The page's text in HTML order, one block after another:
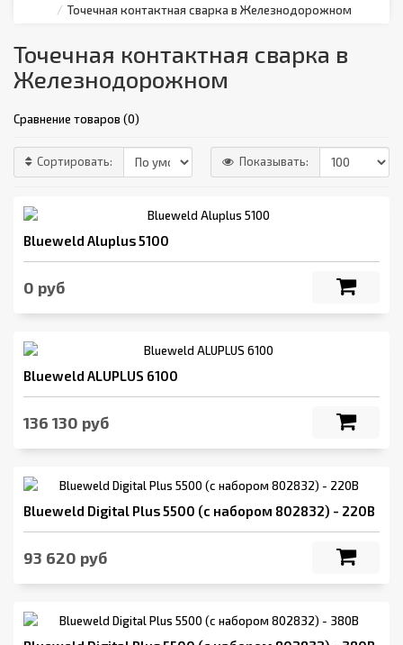
Точечная контактная сварка в Железнодорожном
Точечная контактная сварка в
Железнодорожном
Сравнение товаров (0)
Сортировать: Показывать:
Blueweld Aluplus 5100
0 руб
Blueweld ALUPLUS 6100
136 130 руб
Blueweld Digital Plus 5500 (с набором 802832) - 220В
93 620 руб